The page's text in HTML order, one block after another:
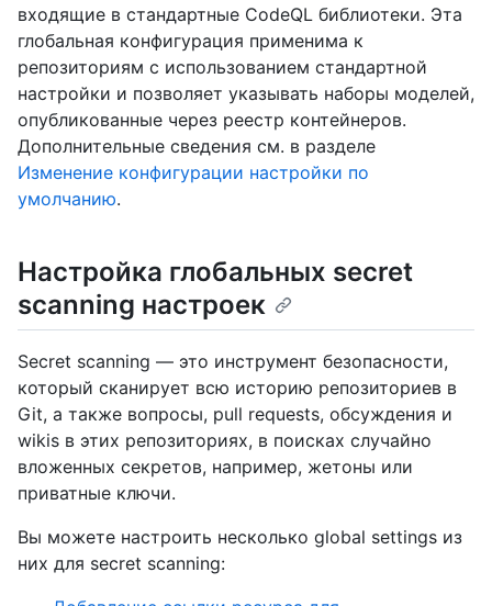
входящие в стандартные CodeQL библиотеки. Эта
глобальная конфигурация применима к
репозиториям с использованием стандартной
настройки и позволяет указывать наборы моделей,
опубликованные через реестр контейнеров.
Дополнительные сведения см. в разделе
Изменение конфигурации настройки по
умолчанию.
Настройка глобальных secret
scanning настроек
Secret scanning — это инструмент безопасности,
который сканирует всю историю репозиториев в
Git, а также вопросы, pull requests, обсуждения и
wikis в этих репозиториях, в поисках случайно
вложенных секретов, например, жетоны или
приватные ключи.
Вы можете настроить несколько global settings из
них для secret scanning: